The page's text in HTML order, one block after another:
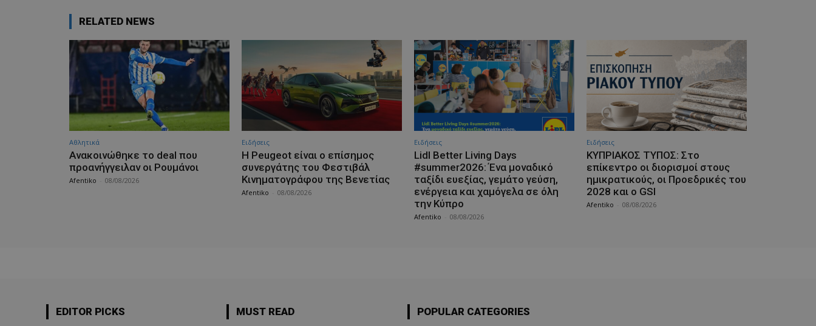
RELATED NEWS
Αθλητικά
Aνακοινώθηκε το deal που
προανήγγειλαν οι Ρουμάνοι
Afentiko 08/08/2026
Ειδήσεις
Η Peugeot είναι ο επίσημος
συνεργάτης του Φεστιβάλ
Κινηματογράφου της Βενετίας
Afentiko 08/08/2026
Ειδήσεις
Lidl Better Living Days
#summer2026: Ένα μοναδικό
ταξίδι ευεξίας, γεμάτο γεύση,
ενέργεια και χαμόγελα σε όλη
την Κύπρο
Afentiko 08/08/2026
Ειδήσεις
ΚΥΠΡΙΑΚΟΣ ΤΥΠΟΣ: Στο
επίκεντρο οι διορισμοί στους
ημικρατικούς, οι Προεδρικές του
2028 και ο GSI
Afentiko 08/08/2026
EDITOR PICKS MUST READ POPULAR CATEGORIES